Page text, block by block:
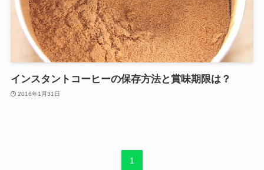
インスタントコーヒーの保存方法と賞味期限は？
2016年1月31日
1